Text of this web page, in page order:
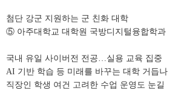
첨단 강군 지원하는 군 친화 대학
⑤ 아주대학교 대학원 국방디지털융합학과
국내 유일 사이버전 전공…실용 교육 집중
AI 기반 학습 등 미래를 바꾸는 대학 거듭나
직장인 학생 여건 고려한 수업 운영도 눈길